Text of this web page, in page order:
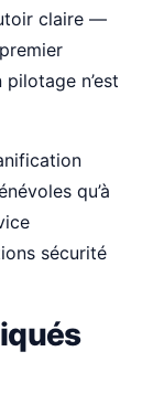
claire —
n’est
qu’à
sécurité